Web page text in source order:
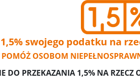
swojego podatku na
POMÓŻ OSOBOM
DO PRZEKAZANIA 1,5% NA RZECZ